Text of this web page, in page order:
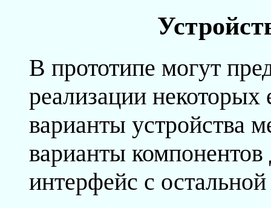
В прототипе могут
реализации некоторых
варианты устройства
варианты
интерфейс с